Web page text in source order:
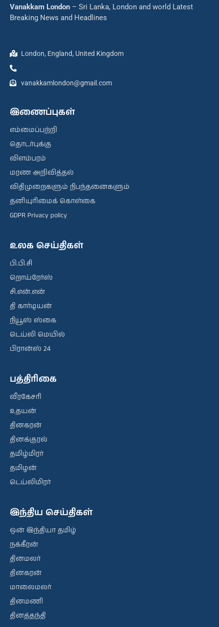
Vanakkam London – Sri Lanka, London and world Latest
Breaking News and Headlines
London, England, United Kingdom
vanakkamlondon@gmail.com
இணைப்புகள்
எம்மைப்பற்றி
தொடர்புக்கு
விளம்பரம்
மரண அறிவித்தல்
விதிமுறைகளும் நிபந்தனைகளும்
தனியுரிமைக் கொள்கை
GDPR Privacy policy
உலக செய்திகள்
பி.பி.சி
றொய்ரேர்ஸ்
சி.என்.என்
தி கார்டியன்
நியூஸ் ஸ்கை
டெய்லி மெயில்
பிரான்ஸ் 24
பத்திரிகை
வீரகேசரி
உதயன்
தினகரன்
தினக்குரல்
தமிழ்மிரர்
தமிழன்
டெய்லிமிரர்
இந்திய செய்திகள்
ஒன் இந்தியா தமிழ்
நக்கீரன்
தினமலர்
தினகரன்
மாலைமலர்
தினமணி
தினத்தந்தி